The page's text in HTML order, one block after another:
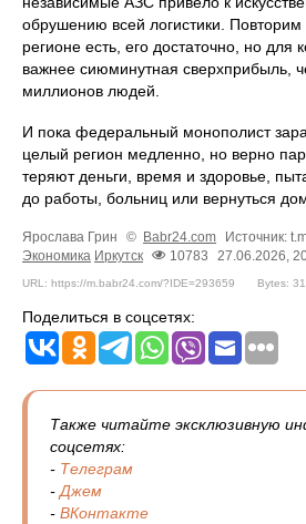
обрушению всей логистики.
регионе есть, его достаточно, но для
важнее сиюминутная сверхприбыль,
миллионов людей.
И пока федеральный монополист
целый регион медленно, но верно
теряют деньги, время и здоровье,
до работы, больниц или вернуться
Ярослава Грин © Babr24.com Источник:
Экономика Иркутск 10783 27.06.2026,
URL: https://m.babr24.com/?IDE=293659 Bytes:
Поделиться в соцсетях:
Также читайте эксклюзивную
соцсетях:
- Телеграм
-Джем
- ВКонтакте